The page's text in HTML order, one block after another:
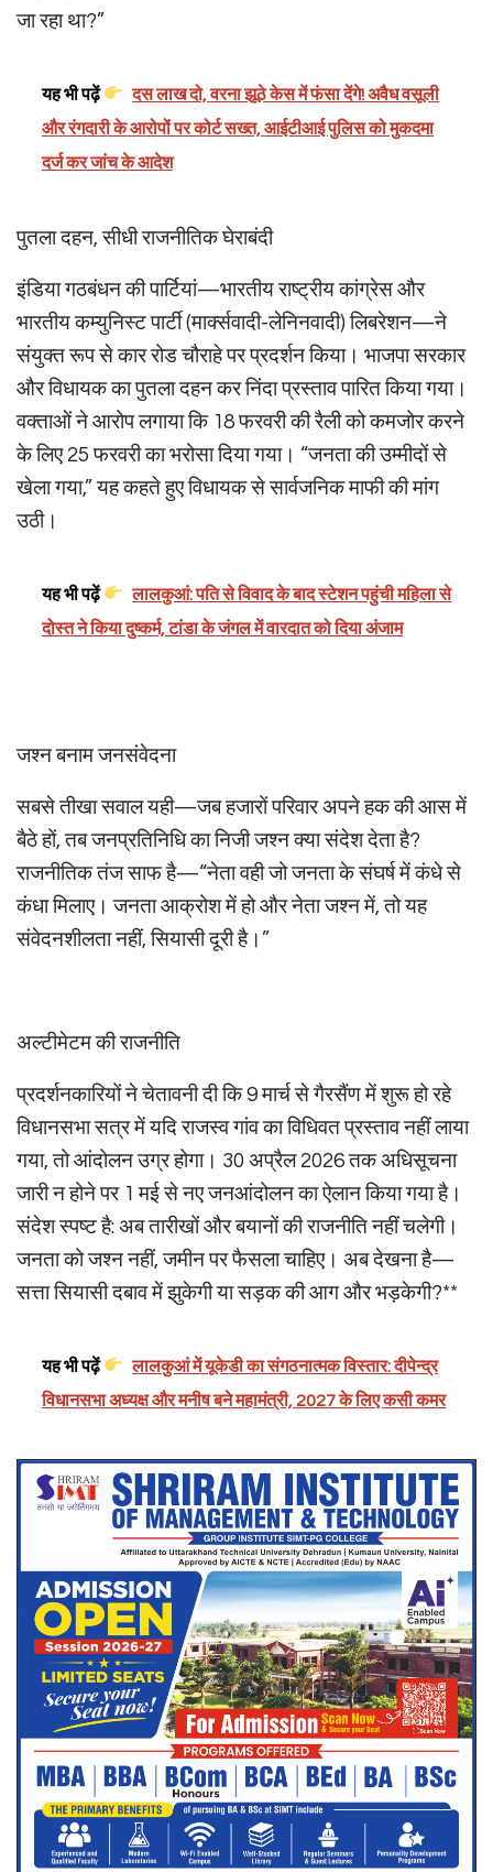
जा रहा था?”
यह भी पढ़ें
दस लाख दो, वरना झूठे केस में फंसा देंगे! अवैध वसूली
और रंगदारी के आरोपों पर कोर्ट सख्त, आईटीआई पुलिस को मुकदमा
दर्ज कर जांच के आदेश
पुतला दहन, सीधी राजनीतिक घेराबंदी
इंडिया गठबंधन की पार्टियां—भारतीय राष्ट्रीय कांग्रेस और
भारतीय कम्युनिस्ट पार्टी (मार्क्सवादी-लेनिनवादी) लिबरेशन—ने
संयुक्त रूप से कार रोड चौराहे पर प्रदर्शन किया। भाजपा सरकार
और विधायक का पुतला दहन कर निंदा प्रस्ताव पारित किया गया।
वक्ताओं ने आरोप लगाया कि 18 फरवरी की रैली को कमजोर करने
के लिए 25 फरवरी का भरोसा दिया गया। “जनता की उम्मीदों से
खेला गया,” यह कहते हुए विधायक से सार्वजनिक माफी की मांग
उठी।
यह भी पढ़ें
लालकुआं: पति से विवाद के बाद स्टेशन पहुंची महिला से
दोस्त ने किया दुष्कर्म, टांडा के जंगल में वारदात को दिया अंजाम
जश्न बनाम जनसंवेदना
सबसे तीखा सवाल यही—जब हजारों परिवार अपने हक की आस में
बैठे हों, तब जनप्रतिनिधि का निजी जश्न क्या संदेश देता है?
राजनीतिक तंज साफ है—“नेता वही जो जनता के संघर्ष में कंधे से
कंधा मिलाए। जनता आक्रोश में हो और नेता जश्न में, तो यह
संवेदनशीलता नहीं, सियासी दूरी है।”
अल्टीमेटम की राजनीति
प्रदर्शनकारियों ने चेतावनी दी कि 9 मार्च से गैरसैंण में शुरू हो रहे
विधानसभा सत्र में यदि राजस्व गांव का विधिवत प्रस्ताव नहीं लाया
गया, तो आंदोलन उग्र होगा। 30 अप्रैल 2026 तक अधिसूचना
जारी न होने पर 1 मई से नए जनआंदोलन का ऐलान किया गया है।
संदेश स्पष्ट है: अब तारीखों और बयानों की राजनीति नहीं चलेगी।
जनता को जश्न नहीं, जमीन पर फैसला चाहिए। अब देखना है—
सत्ता सियासी दबाव में झुकेगी या सड़क की आग और भड़केगी?**
यह भी पढ़ें
लालकुआं में यूकेडी का संगठनात्मक विस्तार: दीपेन्द्र
विधानसभा अध्यक्ष और मनीष बने महामंत्री, 2027 के लिए कसी कमर